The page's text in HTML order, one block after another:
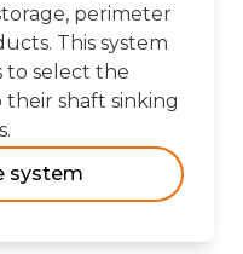
perimeter
This system
to select the
shaft sinking
system